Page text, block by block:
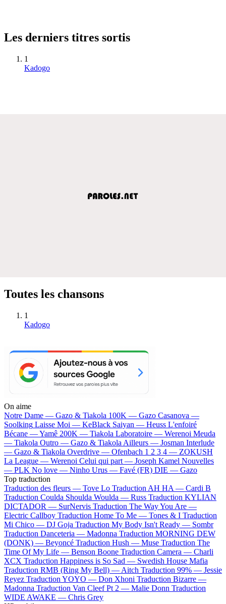
Les derniers titres sortis
1
Kadogo
Toutes les chansons
1
Kadogo
On aime
Notre Dame — Gazo & Tiakola 100K — Gazo Casanova —
Soolking Laisse Moi — KeBlack Saiyan — Heuss L'enfoiré
Bécane —Yamê 200K — Tiakola Laboratoire — Werenoi Meuda
— Tiakola Outro — Gazo & Tiakola Ailleurs — Josman Interlude
— Gazo & Tiakola Overdrive — Ofenbach 1 2 3 4 — ZOKUSH
La League — Werenoi Celui qui part — Joseph Kamel Nouvelles
— PLK No love — Ninho Urus — Favé (FR) DIE — Gazo
Top traduction
Traduction des fleurs — Tove Lo Traduction AH HA — Cardi B
Traduction Coulda Shoulda Woulda — Russ Traduction KYLIAN
DICTADOR — SurNervis Traduction The Way You Are —
Electric Callboy Traduction Home To Me — Tones & I Traduction
Mi Chico — DJ Goja Traduction My Body Isn't Ready — Sombr
Traduction Danceteria — Madonna Traduction MORNING DEW
(DONK) — Beyoncé Traduction Hush — Muse Traduction The
Time Of My Life — Benson Boone Traduction Camera — Charli
XCX Traduction Happiness is So Sad — Swedish House Mafia
Traduction RMB (Ring My Bell) — Aitch Traduction 99% — Jessie
Reyez Traduction YOYO — Don Xhoni Traduction Bizarre —
Madonna Traduction Van Cleef Pt 2 — Malie Donn Traduction
WIDE AWAKE — Chris Grey